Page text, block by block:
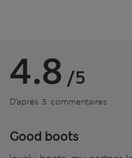
4.8 /5
D’après 5 commentaires
Good boots